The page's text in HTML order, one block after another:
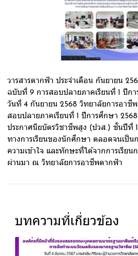
วารสารตากฟ้า ประจำเดือน กันยายน
ฉบับที่ 9 การสอบปลายภาคเรียนที่ 1 ปีก
วันที่ 4 กันยายน 2568 วิทยาลัยการอาชี
สอบปลายภาคเรียนที่ 1 ปีการศึกษา
ประกาศนียบัตรวิชาชีพสูง (ปวส.) ชั้นปีที่
ทางการเรียนของนักศึกษา ตลอดจนเป็น
ความเข้าใจ และทักษะที่ได้จากการเรียน
ผ่านมา ณ วิทยาลัยการอาชีพตากฟ้า
บทความที่เกี่ยวข้อง